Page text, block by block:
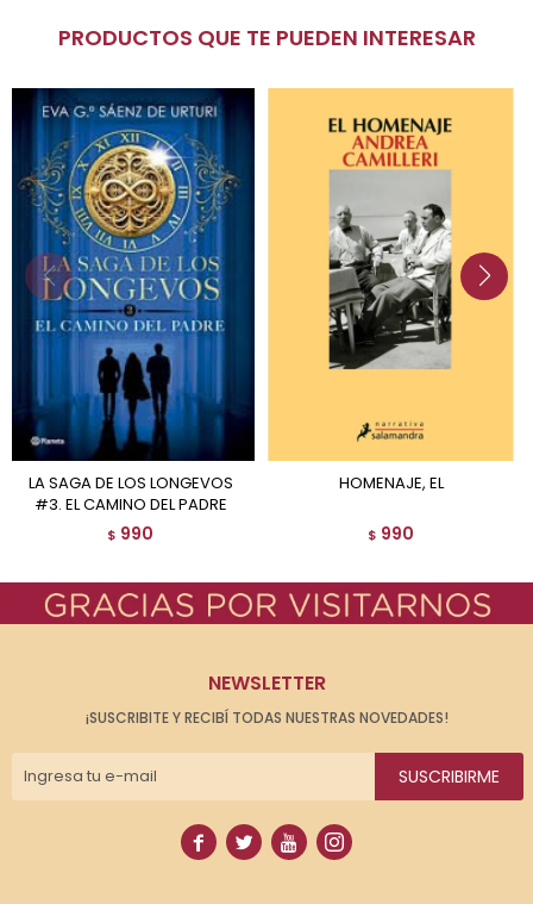
PRODUCTOS QUE TE PUEDEN INTERESAR
LA SAGA DE LOS LONGEVOS
#3. EL CAMINO DEL PADRE
$ 990
HOMENAJE, EL
$ 990
NEWSLETTER
¡SUSCRIBITE Y RECIBÍ TODAS NUESTRAS NOVEDADES!
SUSCRIBIRME
   